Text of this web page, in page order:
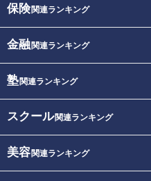
保険関連ランキング
金融関連ランキング
塾関連ランキング
スクール関連ランキング
美容関連ランキング